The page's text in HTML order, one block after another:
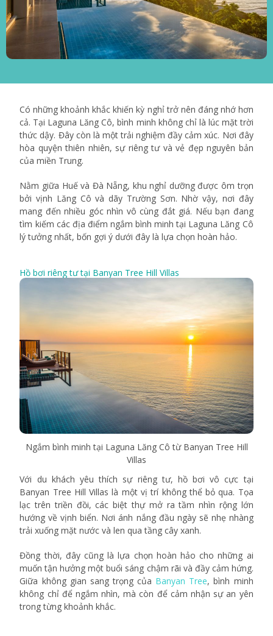
Có những khoảnh khắc khiến kỳ nghỉ trở nên đáng nhớ hơn
cả. Tại Laguna Lăng Cô, bình minh không chỉ là lúc mặt trời
thức dậy. Đây còn là một trải nghiệm đầy cảm xúc. Nơi đây
hòa quyện thiên nhiên, sự riêng tư và vẻ đẹp nguyên bản
của miền Trung.
Nằm giữa Huế và Đà Nẵng, khu nghỉ dưỡng được ôm trọn
bởi vịnh Lăng Cô và dãy Trường Sơn. Nhờ vậy, nơi đây
mang đến nhiều góc nhìn vô cùng đắt giá. Nếu bạn đang
tìm kiếm các địa điểm ngắm bình minh tại Laguna Lăng Cô
lý tưởng nhất, bốn gợi ý dưới đây là lựa chọn hoàn hảo.
Hồ bơi riêng tư tại Banyan Tree Hill Villas
Ngắm bình minh tại Laguna Lăng Cô từ Banyan Tree Hill
Villas
Với du khách yêu thích sự riêng tư, hồ bơi vô cực tại
Banyan Tree Hill Villas là một vị trí không thể bỏ qua. Tọa
lạc trên triền đồi, các biệt thự mở ra tầm nhìn rộng lớn
hướng về vịnh biển. Nơi ánh nắng đầu ngày sẽ nhẹ nhàng
trải xuống mặt nước và len qua tầng cây xanh.
Đồng thời, đây cũng là lựa chọn hoàn hảo cho những ai
muốn tận hưởng một buổi sáng chậm rãi và đầy cảm hứng.
Giữa không gian sang trọng của Banyan Tree, bình minh
không chỉ để ngắm nhìn, mà còn để cảm nhận sự an yên
trong từng khoảnh khắc.